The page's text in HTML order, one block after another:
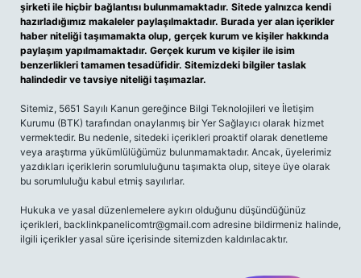
şirketi ile hiçbir bağlantısı bulunmamaktadır. Sitede yalnızca kendi
hazırladığımız makaleler paylaşılmaktadır. Burada yer alan içerikler
haber niteliği taşımamakta olup, gerçek kurum ve kişiler hakkında
paylaşım yapılmamaktadır. Gerçek kurum ve kişiler ile isim
benzerlikleri tamamen tesadüfidir. Sitemizdeki bilgiler taslak
halindedir ve tavsiye niteliği taşımazlar.
Sitemiz, 5651 Sayılı Kanun gereğince Bilgi Teknolojileri ve İletişim
Kurumu (BTK) tarafından onaylanmış bir Yer Sağlayıcı olarak hizmet
vermektedir. Bu nedenle, sitedeki içerikleri proaktif olarak denetleme
veya araştırma yükümlülüğümüz bulunmamaktadır. Ancak, üyelerimiz
yazdıkları içeriklerin sorumluluğunu taşımakta olup, siteye üye olarak
bu sorumluluğu kabul etmiş sayılırlar.
Hukuka ve yasal düzenlemelere aykırı olduğunu düşündüğünüz
içerikleri, backlinkpanelicomtr@gmail.com adresine bildirmeniz halinde,
ilgili içerikler yasal süre içerisinde sitemizden kaldırılacaktır.